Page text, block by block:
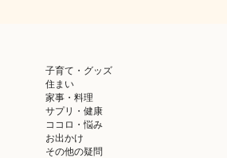
子育て・グッズ
住まい
家事・料理
サプリ・健康
ココロ・悩み
お出かけ
その他の疑問